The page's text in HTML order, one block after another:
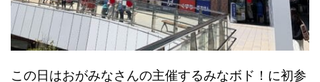
この日はおがみなさんの主催するみなボド！に初参